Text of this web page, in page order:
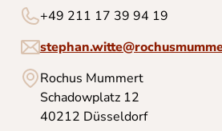
+49 211 17 39 94 19
Rochus Mummert
Schadowplatz 12
40212 Düsseldorf